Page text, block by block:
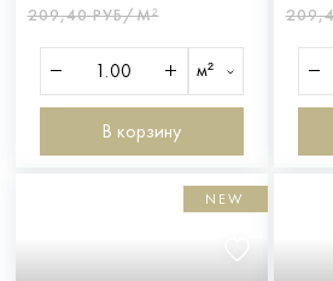
209,40 РУБ/М²
м²
В корзину
NEW